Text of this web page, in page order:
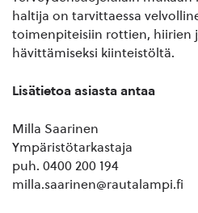
haltija on tarvittaessa
toimenpiteisiin rottien, hiirien
hävittämiseksi kiinteistöltä.
Lisätietoa asiasta antaa
Milla Saarinen
Ympäristötarkastaja
puh. 0400 200 194
milla.saarinen@rautalampi.fi